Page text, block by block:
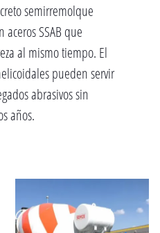
semirremolque
aceros SSAB que
al mismo tiempo. El
pueden servir
abrasivos sin
años.